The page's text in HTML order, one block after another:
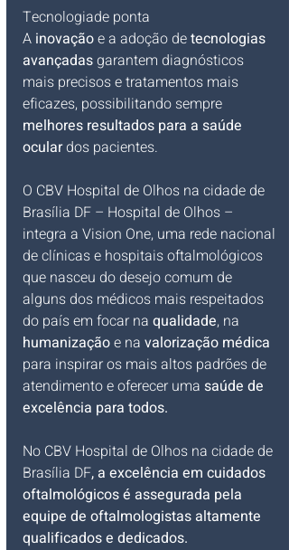
Tecnologiade ponta
A inovação e a adoção de tecnologias
avançadas garantem diagnósticos
mais precisos e tratamentos mais
eficazes, possibilitando sempre
melhores resultados para a saúde
ocular dos pacientes.
O CBV Hospital de Olhos na cidade de
Brasília DF – Hospital de Olhos –
integra a Vision One, uma rede nacional
de clínicas e hospitais oftalmológicos
que nasceu do desejo comum de
alguns dos médicos mais respeitados
do país em focar na qualidade, na
humanização e na valorização médica
para inspirar os mais altos padrões de
atendimento e oferecer uma saúde de
excelência para todos.
No CBV Hospital de Olhos na cidade de
Brasília DF, a excelência em cuidados
oftalmológicos é assegurada pela
equipe de oftalmologistas altamente
qualificados e dedicados.